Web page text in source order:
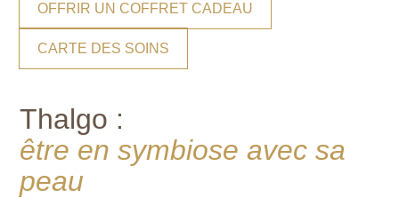
OFFRIR UN COFFRET CADEAU
CARTE DES SOINS
Thalgo :
être en symbiose avec sa
peau